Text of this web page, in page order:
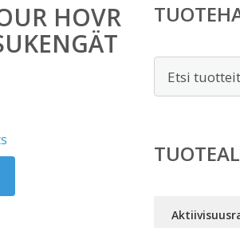
HOVR